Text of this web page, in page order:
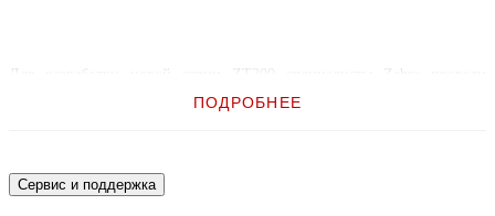
Для разработки новой серии ZT200 специалисты Zebra провели
преимущества прежних моделей принтеров Stripe® и S4M™. В
ПОДРОБНЕЕ
Сервис и поддержка